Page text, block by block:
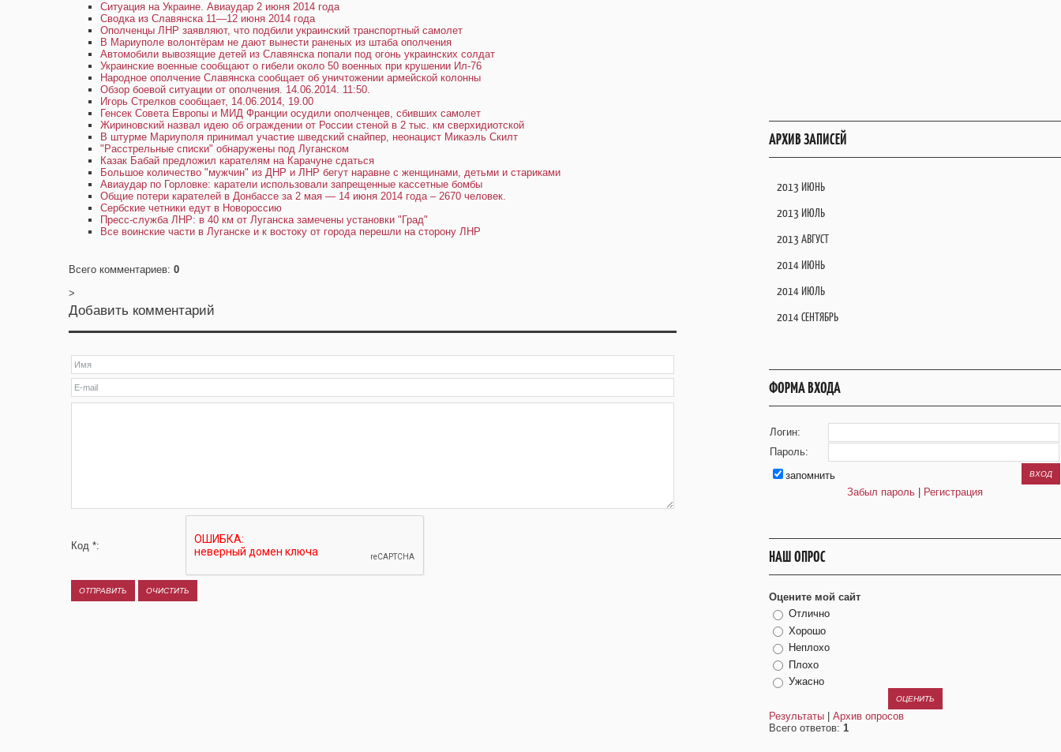
Ситуация на Украине. Авиаудар 2 июня 2014 года
Сводка из Славянска 11—12 июня 2014 года
Ополченцы ЛНР заявляют, что подбили украинский транспортный самолет
В Мариуполе волонтёрам не дают вынести раненых из штаба ополчения
Автомобили вывозящие детей из Славянска попали под огонь украинских солдат
Украинские военные сообщают о гибели около 50 военных при крушении Ил-76
Народное ополчение Славянска сообщает об уничтожении армейской колонны
Обзор боевой ситуации от ополчения. 14.06.2014. 11:50.
Игорь Стрелков сообщает, 14.06.2014, 19.00
Генсек Совета Европы и МИД Франции осудили ополченцев, сбивших самолет
Жириновский назвал идею об ограждении от России стеной в 2 тыс. км сверхидиотской
В штурме Мариуполя принимал участие шведский снайпер, неонацист Микаэль Скилт
"Расстрельные списки" обнаружены под Луганском
Казак Бабай предложил карателям на Карачуне сдаться
Большое количество "мужчин" из ДНР и ЛНР бегут наравне с женщинами, детьми и стариками
Авиаудар по Горловке: каратели использовали запрещенные кассетные бомбы
Общие потери карателей в Донбассе за 2 мая — 14 июня 2014 года – 2670 человек.
Сербские четники едут в Новороссию
Пресс-служба ЛНР: в 40 км от Луганска замечены установки "Град"
Все воинские части в Луганске и к востоку от города перешли на сторону ЛНР
Всего комментариев: 0
>
Добавить комментарий
Код *:
АРХИВ ЗАПИСЕЙ
2013 ИЮНЬ
2013 ИЮЛЬ
2013 АВГУСТ
2014 ИЮНЬ
2014 ИЮЛЬ
2014 СЕНТЯБРЬ
ФОРМА ВХОДА
Логин:
Пароль:
запомнить
Забыл пароль
Регистрация
НАШ ОПРОС
Оцените мой сайт
Отлично
Хорошо
Неплохо
Плохо
Ужасно
Результаты
Архив опросов
Всего ответов: 1